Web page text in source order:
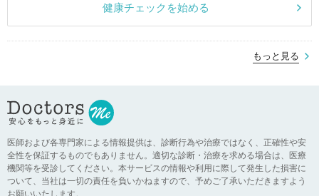
健康チェックを始める
もっと見る
医師および各専門家による情報提供は、診断行為や治療ではなく、正確性や安
全性を保証するものでもありません。適切な診断・治療を求める場合は、医療
機関等を受診してください。本サービスの情報や利用に際して発生した損害に
ついて、当社は一切の責任を負いかねますので、予めご了承いただきますよう
お願いいたします。